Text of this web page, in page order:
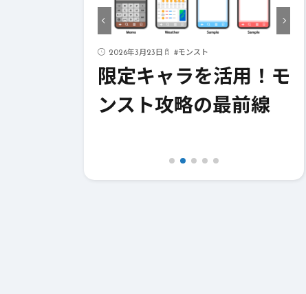
2026年3月23日 #モンスト
限定キャラを活用！モ
ンスト攻略の最前線